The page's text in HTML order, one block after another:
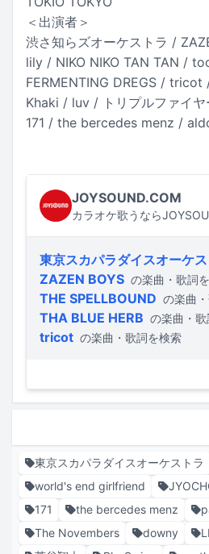
＜出演者＞
渋さ知らズオーケストラ /
lily / NIKO NIKO TAN TAN /
FERMENTING DREGS /
Khaki / luv / トリプルファイ
171 / the bercedes menz /
JOYSOUND.COM
カラオケ歌うなら
東京スカパラダイスオーケ
ZAZEN BOYS の楽曲・歌詞
THE SPELLBOUND の楽曲
THA BLUE HERB の楽曲・
tricot の楽曲・歌詞を検索
東京スカパラダイスオーケストラ
world's end girlfriend
171
the bercedes menz
The Novembers
downy